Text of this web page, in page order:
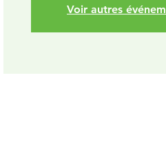
Voir autres